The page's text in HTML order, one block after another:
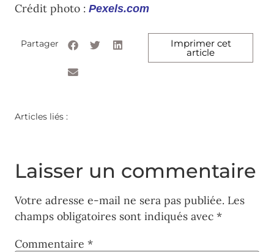
Crédit photo : Pexels.com
Partager Imprimer cet
article
Articles liés :
Laisser un commentaire
Votre adresse e-mail ne sera pas publiée. Les
champs obligatoires sont indiqués avec *
Commentaire *